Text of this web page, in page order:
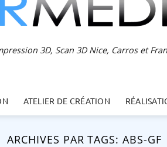
3D, Scan 3D Nice, Carros et
ATELIER DE CRÉATION
ARCHIVES PAR TAGS: ABS-GF